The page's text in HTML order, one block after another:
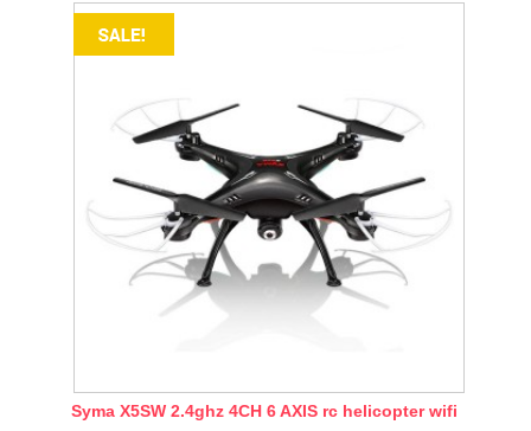
Syma X5SW 2.4ghz 4CH 6 AXIS rc helicopter wifi